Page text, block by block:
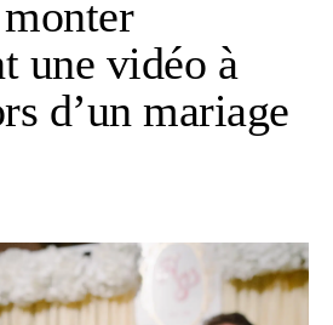
une vidéo à
d’un mariage